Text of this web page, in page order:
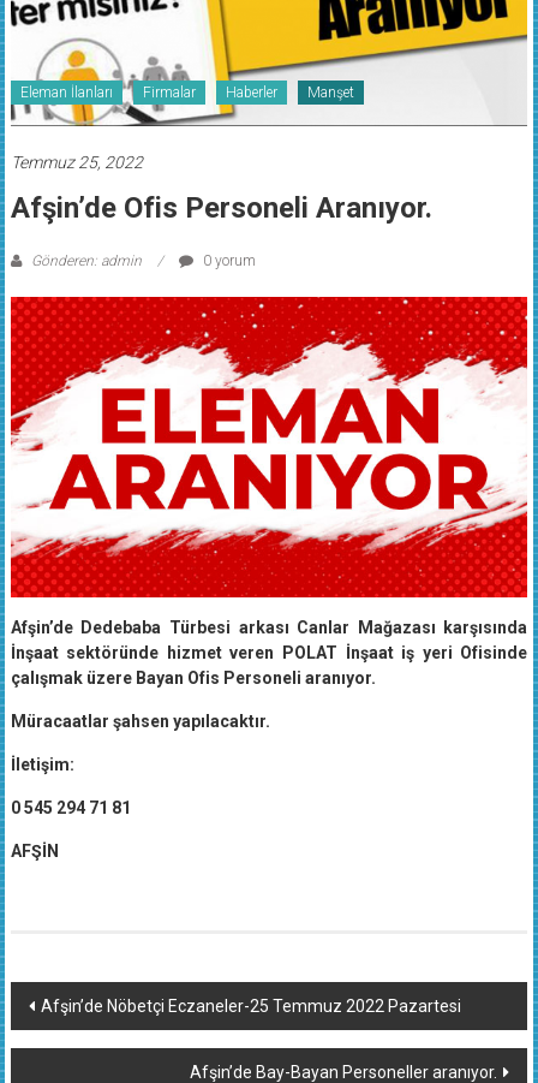
Eleman İlanları Firmalar Haberler Manşet
Temmuz 25, 2022
Afşin’de Ofis Personeli Aranıyor.
Gönderen: admin 0 yorum
Afşin’de Dedebaba Türbesi arkası Canlar Mağazası karşısında
İnşaat sektöründe hizmet veren POLAT İnşaat iş yeri Ofisinde
çalışmak üzere Bayan Ofis Personeli aranıyor.
Müracaatlar şahsen yapılacaktır.
İletişim:
0 545 294 71 81
AFŞİN
Yazı
dolaşımı
Afşin’de Nöbetçi Eczaneler-25 Temmuz 2022 Pazartesi
Afşin’de Bay-Bayan Personeller aranıyor.